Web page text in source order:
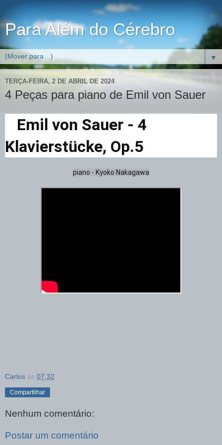
Para Além do Cérebro
▼
TERÇA-FEIRA, 2 DE ABRIL DE 2024
4 Peças para piano de Emil von Sauer
Emil von Sauer - 4
Klavierstücke, Op.5
piano - Kyoko Nakagawa
Carlos às 07:32
Compartilhar
Nenhum comentário:
Postar um comentário